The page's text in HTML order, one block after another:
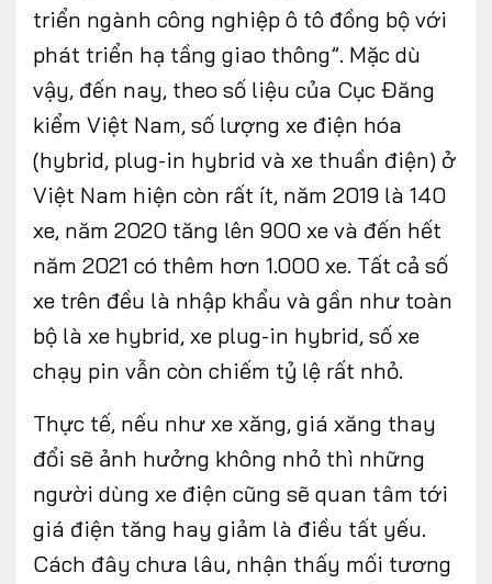
triển ngành công nghiệp ô tô đồng bộ với
phát triển hạ tầng giao thông”. Mặc dù
vậy, đến nay, theo số liệu của Cục Đăng
kiểm Việt Nam, số lượng xe điện hóa
(hybrid, plug-in hybrid và xe thuần điện) ở
Việt Nam hiện còn rất ít, năm 2019 là 140
xe, năm 2020 tăng lên 900 xe và đến hết
năm 2021 có thêm hơn 1.000 xe. Tất cả số
xe trên đều là nhập khẩu và gần như toàn
bộ là xe hybrid, xe plug-in hybrid, số xe
chạy pin vẫn còn chiếm tỷ lệ rất nhỏ.
Thực tế, nếu như xe xăng, giá xăng thay
đổi sẽ ảnh hưởng không nhỏ thì những
người dùng xe điện cũng sẽ quan tâm tới
giá điện tăng hay giảm là điều tất yếu.
Cách đây chưa lâu, nhận thấy mối tương